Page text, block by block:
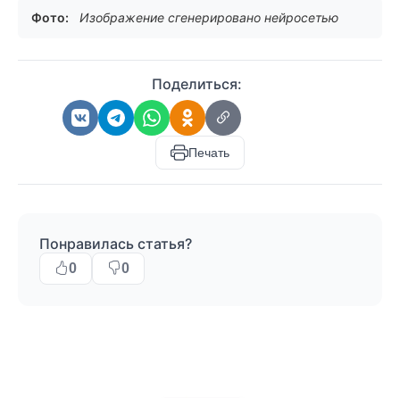
Фото: Изображение сгенерировано нейросетью
Поделиться:
Печать
Понравилась статья?
0 0